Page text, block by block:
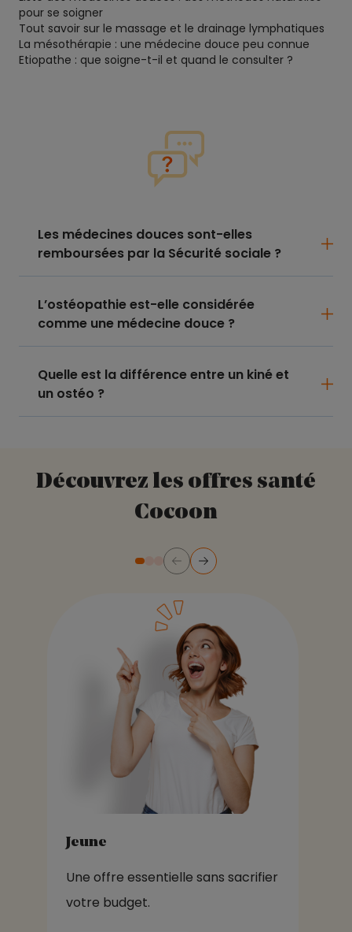
pour se soigner
Tout savoir sur le massage et le drainage lymphatiques
La mésothérapie : une médecine douce peu connue
Etiopathe : que soigne-t-il et quand le consulter ?
Les médecines douces sont-elles
remboursées par la Sécurité sociale ?
L’ostéopathie est-elle considérée
comme une médecine douce ?
Quelle est la différence entre un kiné et
un ostéo ?
Découvrez les offres santé
Cocoon
Diapositive numéro 1
Diapositive numéro 2
Diapositive numéro 3
Précédent
Suivant
Jeune
Une offre essentielle sans sacrifier
votre budget.